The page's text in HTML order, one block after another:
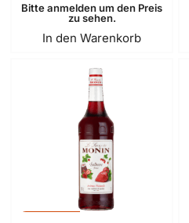
Bitte anmelden um den Preis
zu sehen.
In den Warenkorb